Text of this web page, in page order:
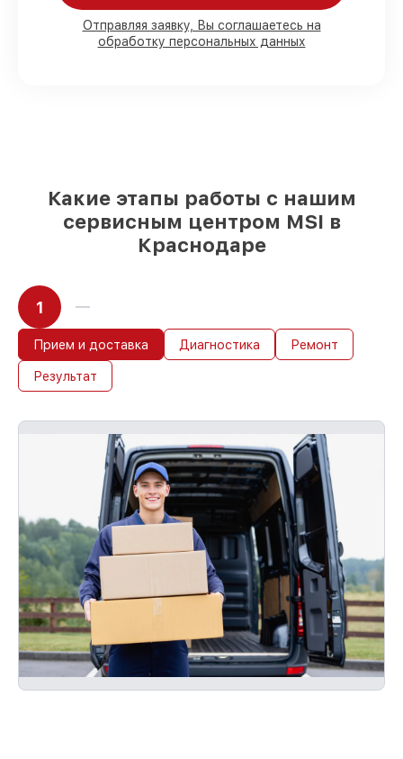
Мы гарантируем:
работ быстро и без задержек, при
условии, что обслуживание началось
сразу
Отправляя заявку, Вы соглашаетесь на
обработку персональных данных
Какие этапы работы с нашим
сервисным центром MSI в
Краснодаре
1
Прием и доставка Диагностика Ремонт
Результат